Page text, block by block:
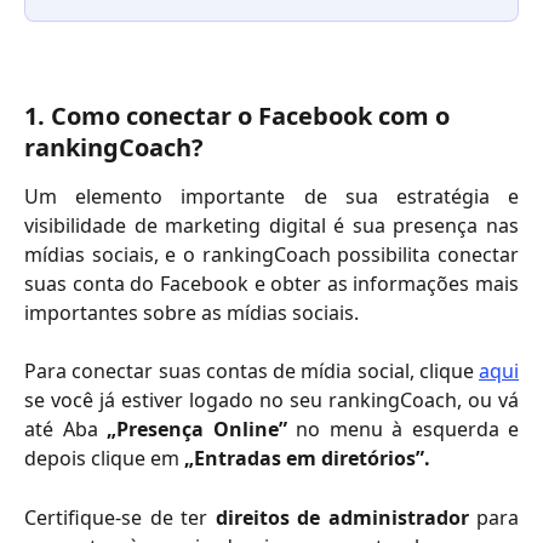
1. Como conectar o Facebook com o
rankingCoach?
Um elemento importante de sua estratégia e
visibilidade de marketing digital é sua presença nas
mídias sociais, e o rankingCoach possibilita conectar
suas conta do Facebook e obter as informações mais
importantes sobre as mídias sociais.
Para conectar suas contas de mídia social, cliqueaqui
se você já estiver logado no seu rankingCoach, ou vá
até Aba „Presença Online”no menu à esquerda e
depois clique em „Entradas em diretórios”.
Certifique-se de ter direitos de administrador para